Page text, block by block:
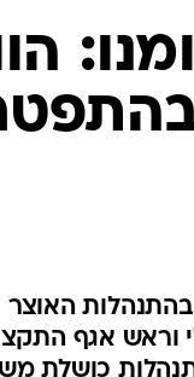
אגף
כושלת